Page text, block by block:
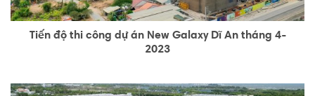
Tiến độ thi công dự án New Galaxy Dĩ An tháng 4-
2023